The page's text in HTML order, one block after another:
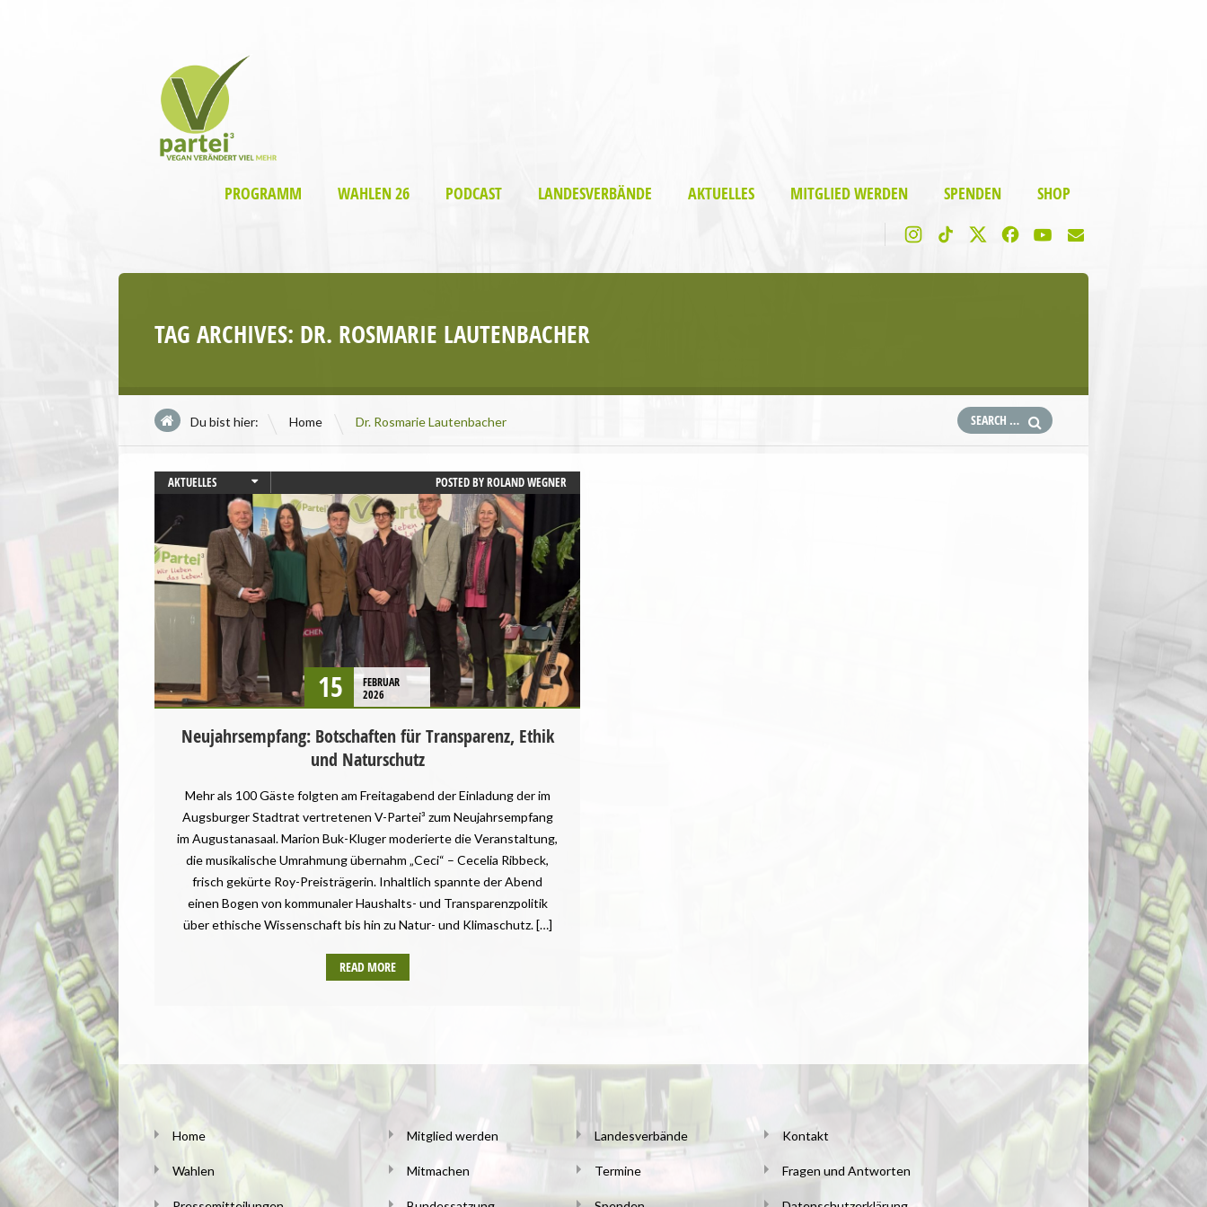
PROGRAMM WAHLEN 26 PODCAST LANDESVERBÄNDE AKTUELLES MITGLIED WERDEN SPENDEN SHOP
TAG ARCHIVES: DR. ROSMARIE LAUTENBACHER
Du bist hier: Home \ Dr. Rosmarie Lautenbacher
AKTUELLES
STARTSEITE
VERANSTALTUNGEN
POSTED BYROLAND WEGNER
15
FEBRUAR
2026
Neujahrsempfang: Botschaften für Transparenz, Ethik
und Naturschutz
Mehr als 100 Gäste folgten am Freitagabend der Einladung der im
Augsburger Stadtrat vertretenen V-Partei³ zum Neujahrsempfang
im Augustanasaal. Marion Buk-Kluger moderierte die Veranstaltung,
die musikalische Umrahmung übernahm „Ceci“ – Cecelia Ribbeck,
frisch gekürte Roy-Preisträgerin. Inhaltlich spannte der Abend
einen Bogen von kommunaler Haushalts- und Transparenzpolitik
über ethische Wissenschaft bis hin zu Natur- und Klimaschutz. […]
READ MORE
Home
Wahlen
Mitglied werden
Mitmachen
Landesverbände
Termine
Kontakt
Fragen und Antworten